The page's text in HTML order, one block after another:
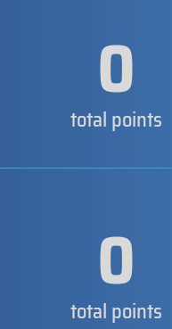
0
total points
0
total points